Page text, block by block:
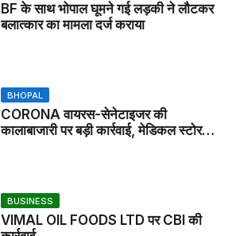
BF के साथ भोपाल घूमने गई लड़की ने लौटकर
बलात्कार का मामला दर्ज कराया
BHOPAL
CORONA वायरस-सेनेटाइजर की
कालाबाजारी पर बड़ी कार्रवाई, मेडिकल स्टोर
BUSINESS
VIMAL OIL FOODS LTD पर CBI की